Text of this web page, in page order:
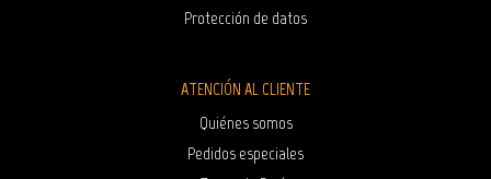
Protección de datos
ATENCIÓN AL CLIENTE
Quiénes somos
Pedidos especiales